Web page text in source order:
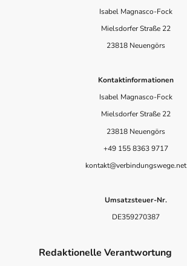
Isabel Magnasco-Fock
Mielsdorfer Straße 22
23818 Neuengörs
Kontaktinformationen
Isabel Magnasco-Fock
Mielsdorfer Straße 22
23818 Neuengörs
+49 155 8363 9717
kontakt@verbindungswege.net
Umsatzsteuer-Nr.
DE359270387
Redaktionelle Verantwortung